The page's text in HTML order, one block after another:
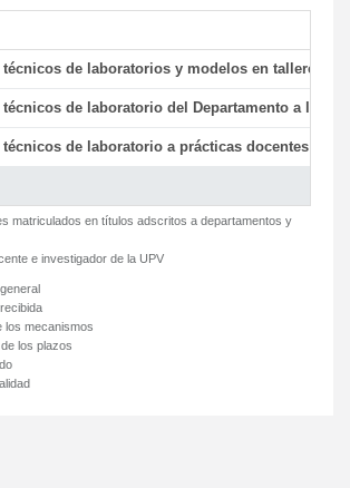
de laboratorios y modelos en talleres/
de laboratorio del Departamento a la
de laboratorio a prácticas docentes y
matriculados en títulos adscritos a departamentos y
e investigador de la UPV
los mecanismos
los plazos